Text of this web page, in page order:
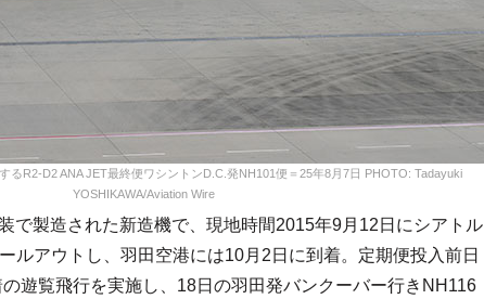
るR2-D2 ANA JET最終便ワシントンD.C.発NH101便＝25年8月7日 PHOTO: Tadayuki
YOSHIKAWA/Aviation Wire
で製造された新造機で、現地時間2015年9月12日にシアトル
ルアウトし、羽田空港には10月2日に到着。定期便投入前日
遊覧飛行を実施し、18日の羽田発バンクーバー行きNH116